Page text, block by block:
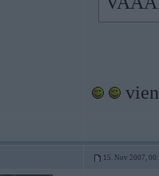
15. Nov 2007,